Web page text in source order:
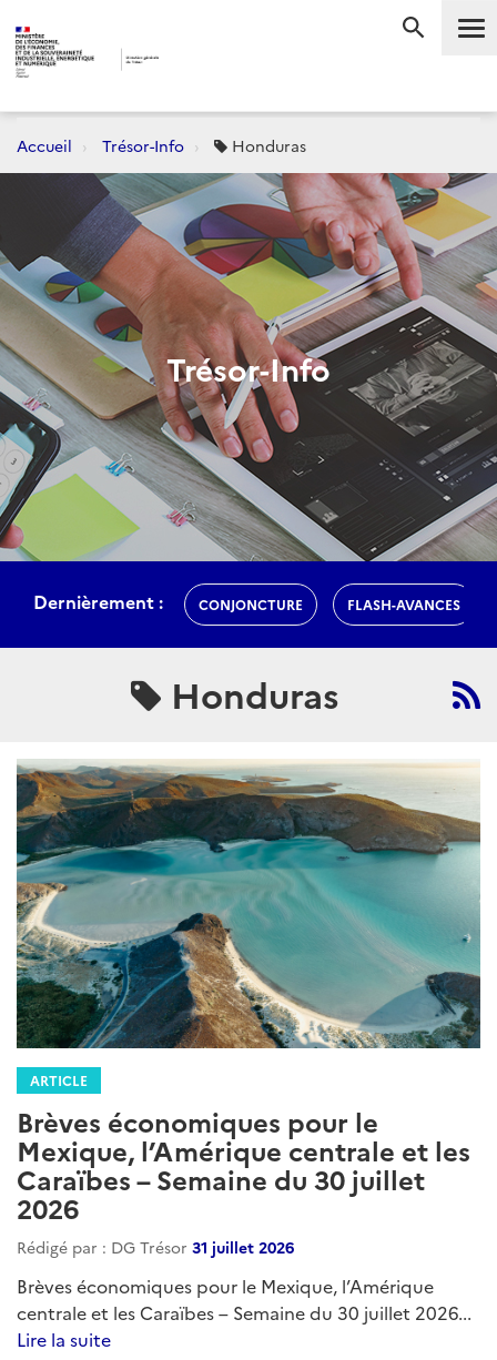
Accueil Trésor-Info Honduras
Trésor-Info
Dernièrement : CONJONCTURE FLASH-AVANCES
Honduras
ARTICLE
Brèves économiques pour le
Mexique, l’Amérique centrale et les
Caraïbes – Semaine du 30 juillet
2026
Rédigé par : DG Trésor 31 juillet 2026
Brèves économiques pour le Mexique, l’Amérique
centrale et les Caraïbes – Semaine du 30 juillet 2026...
Lire la suite